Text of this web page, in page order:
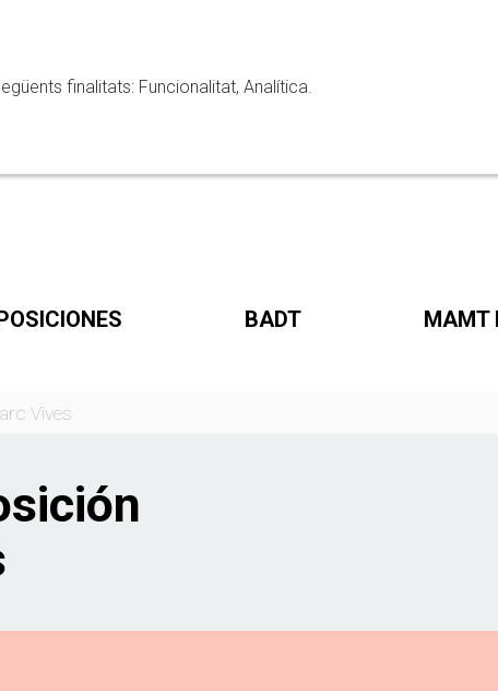
BADT MAMT
Vives
finalitats: Funcionalitat, Analítica.